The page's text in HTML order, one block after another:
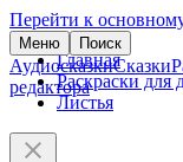
Перейти к
Меню Поиск
АудиосказкиСказки
редактора
Главная
Раскраски для
Листья